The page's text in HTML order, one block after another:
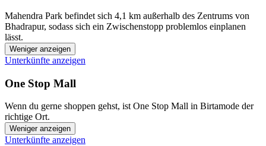
Mahendra Park befindet sich 4,1 km außerhalb des Zentrums von
Bhadrapur, sodass sich ein Zwischenstopp problemlos einplanen
lässt.
Weniger anzeigen
Unterkünfte anzeigen
One Stop Mall
Wenn du gerne shoppen gehst, ist One Stop Mall in Birtamode der
richtige Ort.
Weniger anzeigen
Unterkünfte anzeigen